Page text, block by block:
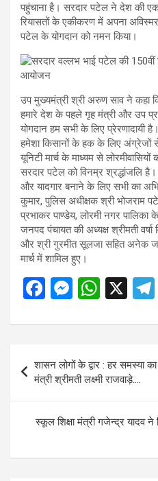
पहुंचाना है। सरदार पटेल ने देश की
रियासतों के एकीकरण में अपना
पटेल के योगदान को नमन किया।
उप मुख्यमंत्री श्री अरुण साव ने कहा
हमारे देश के पहले गृह मंत्री और उप
योगदान हम सभी के लिए प्रेरणादायी
हमेशा किसानों के हक के लिए अंग्रेजों
यूनिटी मार्च के माध्यम से
सरदार पटेल को विनम्र श्रद्धांजलि है।
और यादगार बनाने के लिए सभी का
कुमार, पुलिस अधीक्षक श्री भोजराम
प्रभाकर पाण्डेय, लोरमी नगर पालिका
जनपद पंचायत की अध्यक्ष श्रीमती
और श्री गुरमीत सूलजा सहित अनेक
मार्च में शामिल हुए।
F
ce
o
o
k
M
se
n
g
er
W
at
A
p
p
X
navigation
शासन लोगों के द्वार : हर समस्या
मंत्री श्रीमती लक्ष्मी राजवाड़े….
स्कूल शिक्षा मंत्री गजेन्द्र यादव ने